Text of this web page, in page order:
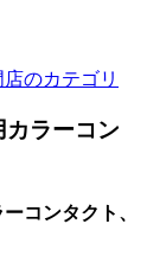
のカテゴリ
ラーコン
コンタクト、